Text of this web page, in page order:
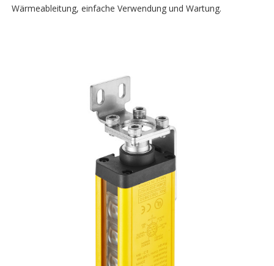
Wärmeableitung, einfache Verwendung und Wartung.